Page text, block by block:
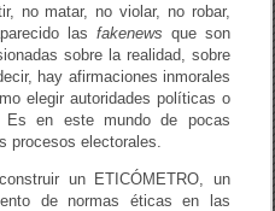
no matar, no violar, no robar,
las fakenews que son
sobre la realidad, sobre
hay afirmaciones inmorales
elegir autoridades políticas o
en este mundo de pocas
procesos electorales.
un ETICÓMETRO, un
de normas éticas en las